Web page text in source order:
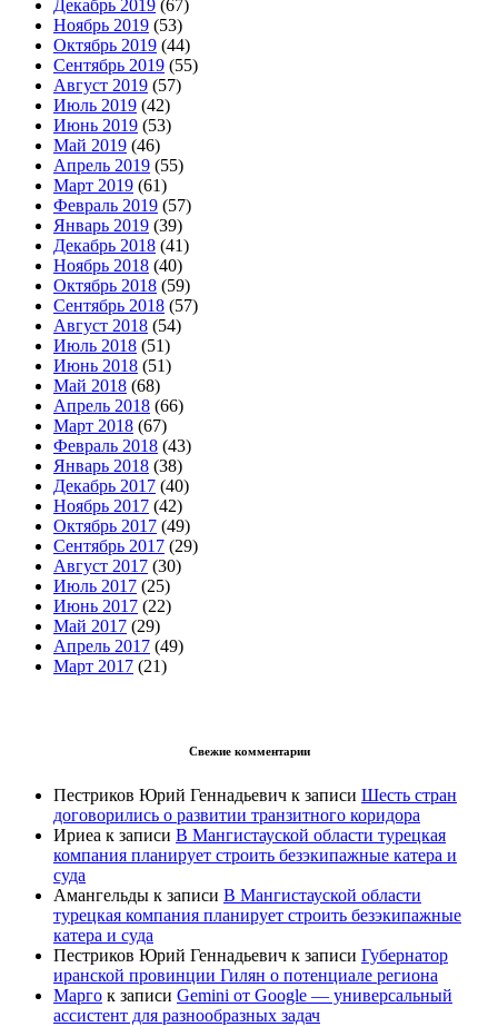
Декабрь 2019 (67)
Ноябрь 2019 (53)
Октябрь 2019 (44)
Сентябрь 2019 (55)
Август 2019 (57)
Июль 2019 (42)
Июнь 2019 (53)
Май 2019 (46)
Апрель 2019 (55)
Март 2019 (61)
Февраль 2019 (57)
Январь 2019 (39)
Декабрь 2018 (41)
Ноябрь 2018 (40)
Октябрь 2018 (59)
Сентябрь 2018 (57)
Август 2018 (54)
Июль 2018 (51)
Июнь 2018 (51)
Май 2018 (68)
Апрель 2018 (66)
Март 2018 (67)
Февраль 2018 (43)
Январь 2018 (38)
Декабрь 2017 (40)
Ноябрь 2017 (42)
Октябрь 2017 (49)
Сентябрь 2017 (29)
Август 2017 (30)
Июль 2017 (25)
Июнь 2017 (22)
Май 2017 (29)
Апрель 2017 (49)
Март 2017 (21)
Свежие комментарии
Пестриков Юрий Геннадьевич к записи Шесть стран
договорились о развитии транзитного коридора
Ириеа к записи В Мангистауской области турецкая
компания планирует строить безэкипажные катера и
суда
Амангельды к записи В Мангистауской области
турецкая компания планирует строить безэкипажные
катера и суда
Пестриков Юрий Геннадьевич к записи Губернатор
иранской провинции Гилян о потенциале региона
Марго к записи Gemini от Google — универсальный
ассистент для разнообразных задач